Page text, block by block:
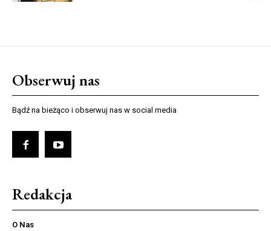
Obserwuj nas
Bądź na bieżąco i obserwuj nas w social media
Redakcja
O Nas